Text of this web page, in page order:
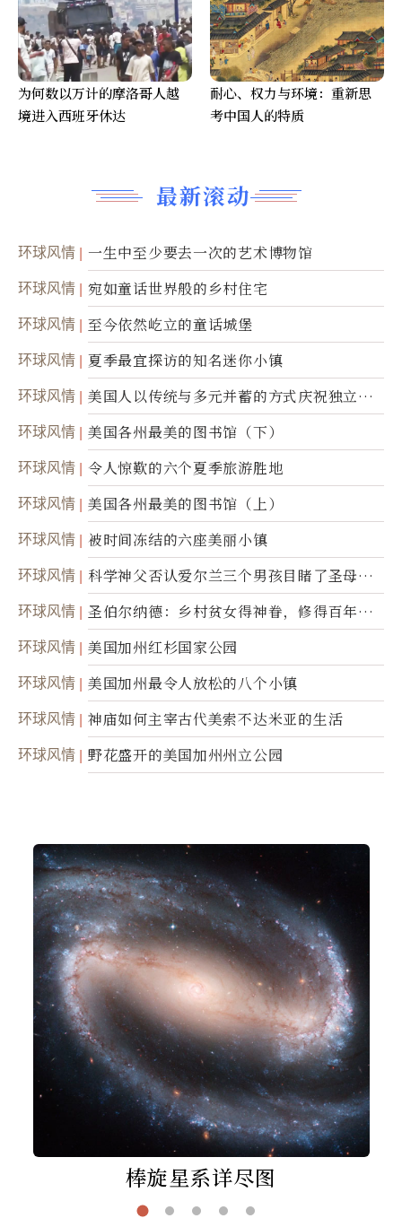
最新滚动
环球风情 一生中至少要去一次的艺术博物馆
环球风情 宛如童话世界般的乡村住宅
环球风情 至今依然屹立的童话城堡
环球风情 夏季最宜探访的知名迷你小镇
环球风情
美国人以传统与多元并蓄的方式庆祝独立日2
50周年
环球风情 美国各州最美的图书馆（下）
环球风情 令人惊歎的六个夏季旅游胜地
环球风情 美国各州最美的图书馆（上）
环球风情 被时间冻结的六座美丽小镇
环球风情
科学神父否认爱尔兰三个男孩目睹了圣母显
灵
环球风情
圣伯尔纳德：乡村贫女得神眷，修得百年不
腐身
环球风情 美国加州红杉国家公园
环球风情 美国加州最令人放松的八个小镇
环球风情 神庙如何主宰古代美索不达米亚的生活
环球风情 野花盛开的美国加州州立公园
为何数以万计的摩洛哥人越
境进入西班牙休达
耐心、权力与环境：重新思
考中国人的特质
棒旋星系详尽图